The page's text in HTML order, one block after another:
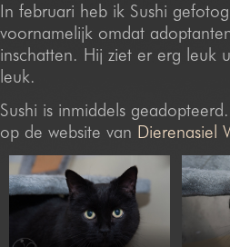
In februari heb ik Sushi
voornamelijk omdat
inschatten. Hij ziet er erg leuk
leuk.
Sushi is inmiddels
op de website van Dierenasiel